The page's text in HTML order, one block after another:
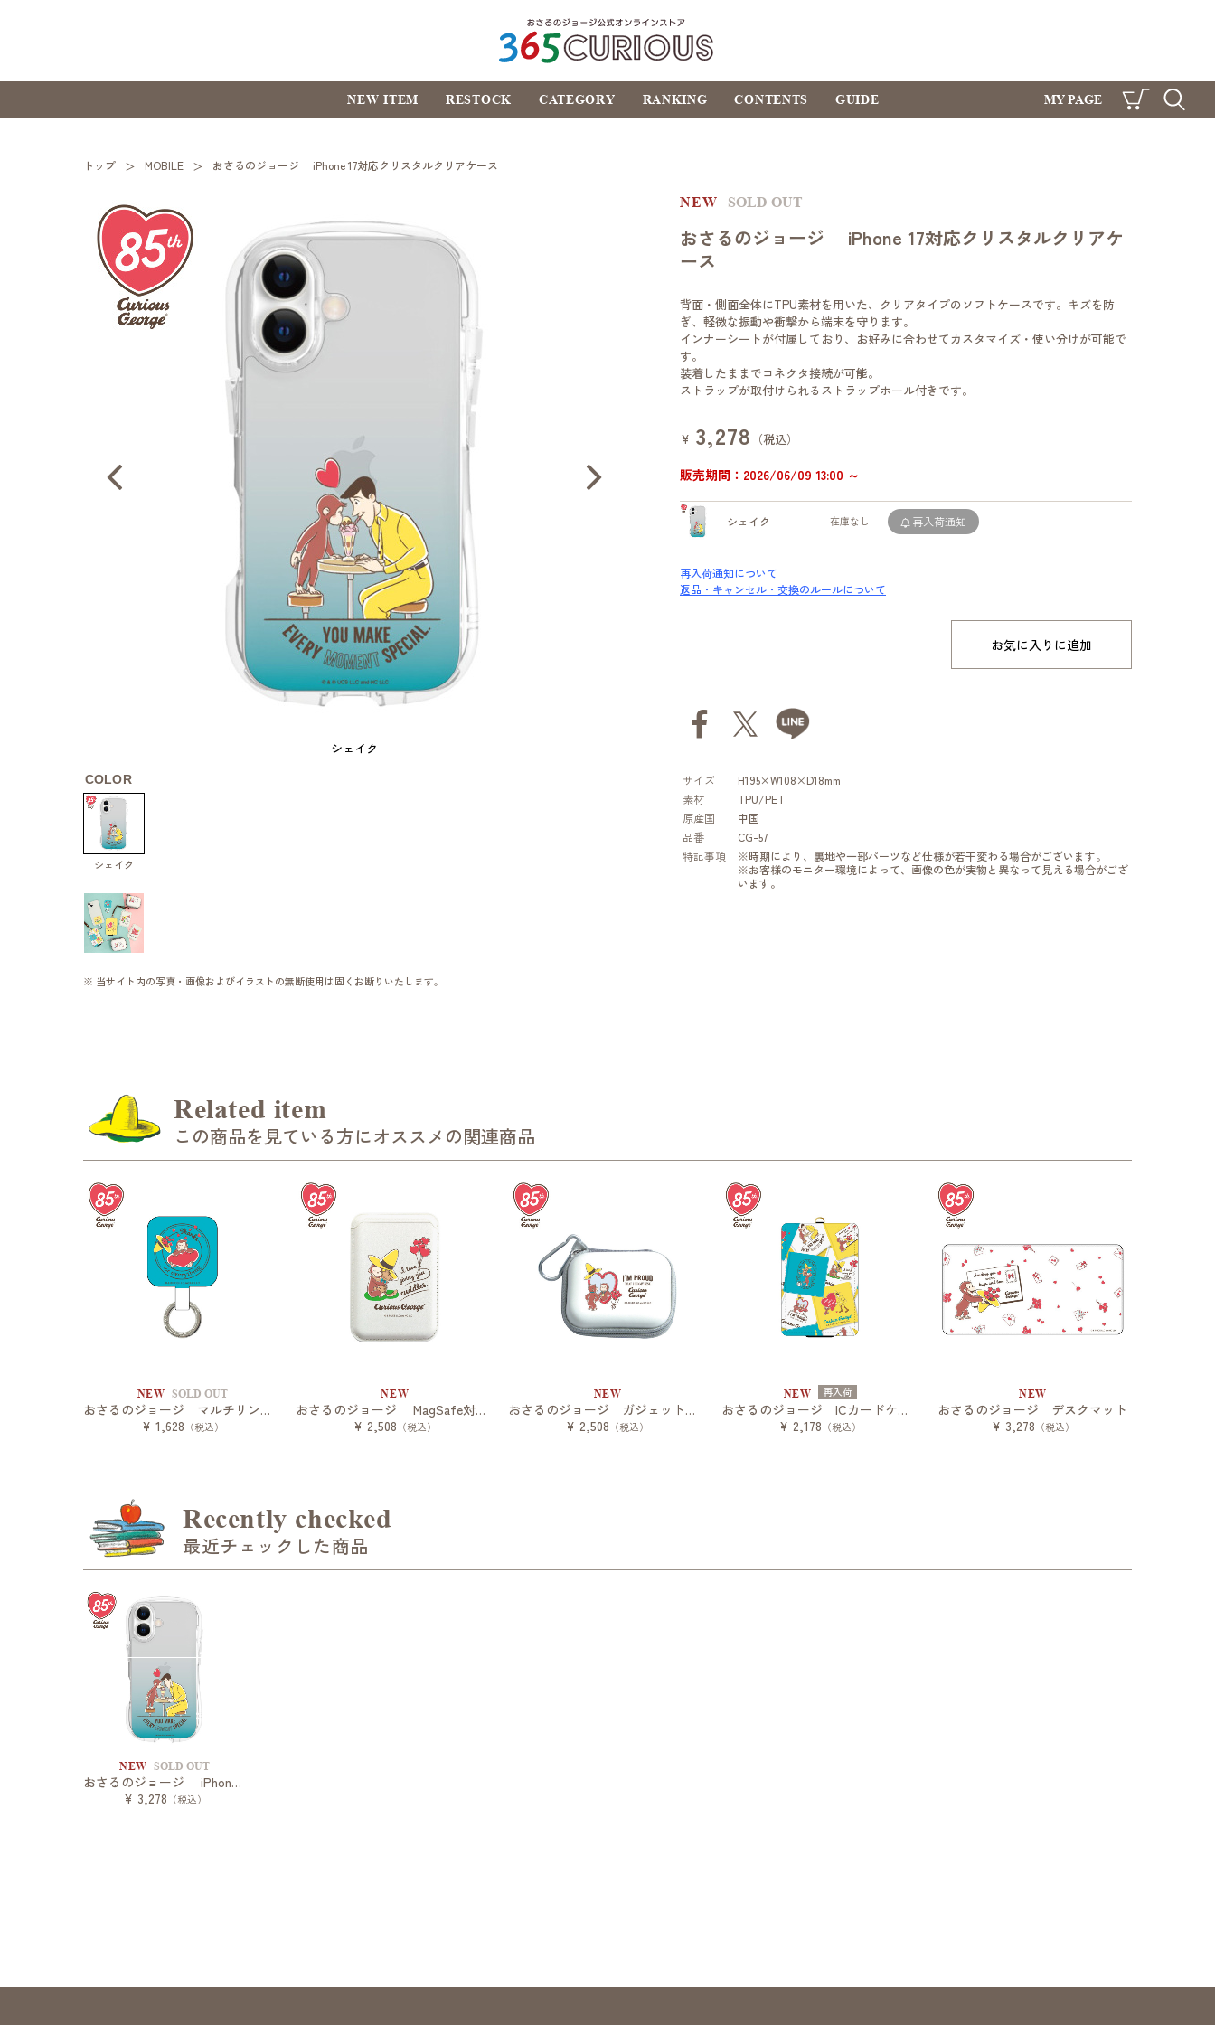
おさるのジョージ公式オ
ンラインストア
NEW ITEM RESTOCK CATEGORY RANKING CONTENTS GUIDE
MY PAGE
CART SEARCH
トップ MOBILE おさるのジョージ iPhone 17対応クリスタルクリアケース
シェイク
COLOR
シェイク
※ 当サイト内の写真・画像およびイラストの無断使用は固くお断りいたします。
NEW SOLD OUT
おさるのジョージ iPhone 17対応クリスタルクリアケ
ース
背面・側面全体にTPU素材を用いた、クリアタイプのソフトケースです。キズを防
ぎ、軽微な振動や衝撃から端末を守ります。
インナーシートが付属しており、お好みに合わせてカスタマイズ・使い分けが可能で
す。
装着したままでコネクタ接続が可能。
ストラップが取付けられるストラップホール付きです。
¥ 3,278 （税込）
販売期間：2026/06/09 13:00 ～
シェイク 在庫なし 再入荷通知
再入荷通知について
返品・キャンセル・交換のルールについて
お気に入りに追加
サイズ
H195×W108×D18mm
素材
TPU/PET
原産国
中国
品番
CG-57
特記事項
※時期により、裏地や一部パーツなど仕様が若干変わる場合がございます。
※お客様のモニター環境によって、画像の色が実物と異なって見える場合がござ
います。
Related item
この商品を見ている方にオススメの関連商品
NEW SOLD OUT
おさるのジョージ マルチリングプラス
¥ 1,628 （税込）
NEW
おさるのジョージ MagSafe対応カードウォレット
¥ 2,508 （税込）
NEW
おさるのジョージ ガジェットポーチSS
¥ 2,508 （税込）
NEW 再入荷
おさるのジョージ ICカードケース
¥ 2,178 （税込）
NEW
おさるのジョージ デスクマット
¥ 3,278 （税込）
Recently checked
最近チェックした商品
NEW SOLD OUT
おさるのジョージ iPhone 17対応クリスタルクリアケース
¥ 3,278 （税込）